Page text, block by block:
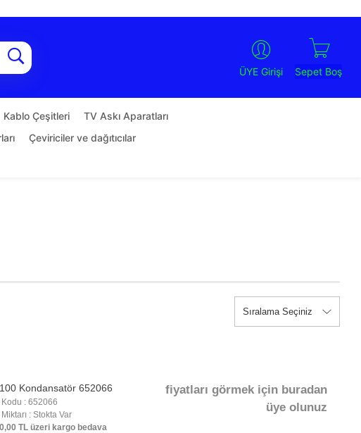
ÜYE Girişi Sepet Boş
Kablo Çeşitleri
TV Askı Aparatları
Çeviriciler ve dağıtıcılar
Kondansatör 652066
Kodu : 652066
: Stokta Var
TL üzeri kargo bedava
fiyatları görmek için buradan
üye olunuz